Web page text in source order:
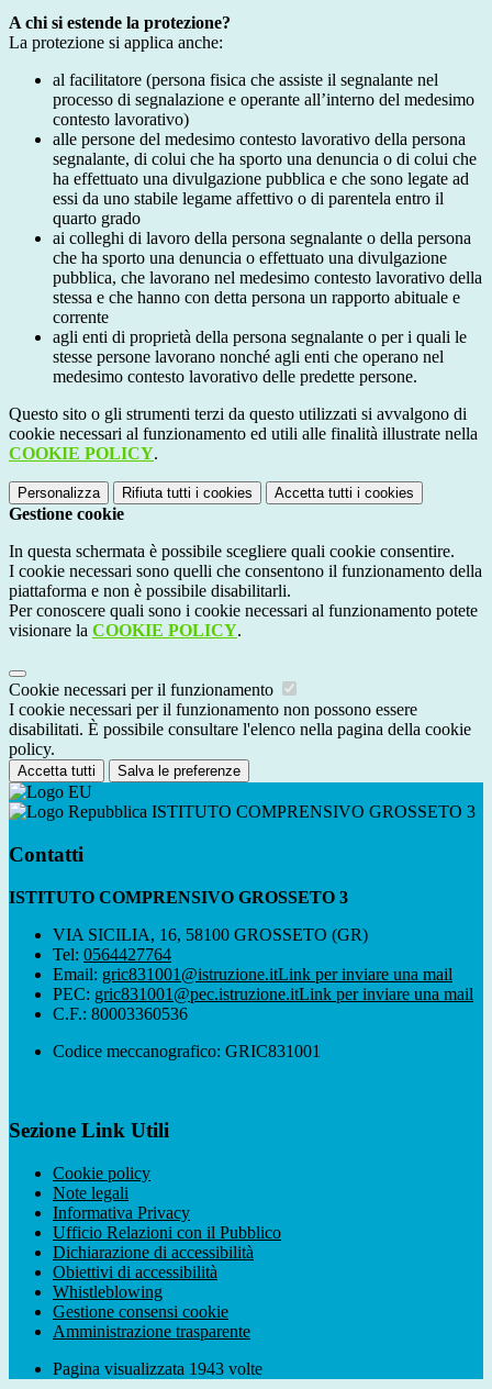
A chi si estende la protezione?
La protezione si applica anche:
al facilitatore (persona fisica che assiste il segnalante nel
processo di segnalazione e operante all’interno del medesimo
contesto lavorativo)
alle persone del medesimo contesto lavorativo della persona
segnalante, di colui che ha sporto una denuncia o di colui che
ha effettuato una divulgazione pubblica e che sono legate ad
essi da uno stabile legame affettivo o di parentela entro il
quarto grado
ai colleghi di lavoro della persona segnalante o della persona
che ha sporto una denuncia o effettuato una divulgazione
pubblica, che lavorano nel medesimo contesto lavorativo della
stessa e che hanno con detta persona un rapporto abituale e
corrente
agli enti di proprietà della persona segnalante o per i quali le
stesse persone lavorano nonché agli enti che operano nel
medesimo contesto lavorativo delle predette persone.
Questo sito o gli strumenti terzi da questo utilizzati si avvalgono di
cookie necessari al funzionamento ed utili alle finalità illustrate nella
COOKIE POLICY.
Personalizza Rifiuta tutti i cookies Accetta tutti i cookies
Gestione cookie
In questa schermata è possibile scegliere quali cookie consentire.
I cookie necessari sono quelli che consentono il funzionamento della
piattaforma e non è possibile disabilitarli.
Per conoscere quali sono i cookie necessari al funzionamento potete
visionare la COOKIE POLICY.
Cookie necessari per il funzionamento
I cookie necessari per il funzionamento non possono essere
disabilitati. È possibile consultare l'elenco nella pagina della cookie
policy.
Accetta tutti Salva le preferenze
ISTITUTO COMPRENSIVO GROSSETO 3
Contatti
ISTITUTO COMPRENSIVO GROSSETO 3
VIA SICILIA, 16, 58100 GROSSETO (GR)
Tel: 0564427764
Email: gric831001@istruzione.itLink per inviare una mail
PEC: gric831001@pec.istruzione.itLink per inviare una mail
C.F.: 80003360536
Codice meccanografico: GRIC831001
Sezione Link Utili
Cookie policy
Note legali
Informativa Privacy
Ufficio Relazioni con il Pubblico
Dichiarazione di accessibilità
Obiettivi di accessibilità
Whistleblowing
Gestione consensi cookie
Amministrazione trasparente
Pagina visualizzata 1943 volte